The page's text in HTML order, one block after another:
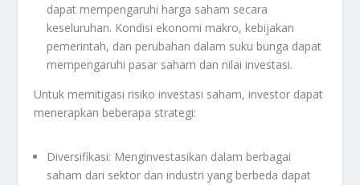
dapat mempengaruhi harga saham secara
keseluruhan. Kondisi ekonomi makro, kebijakan
pemerintah, dan perubahan dalam suku bunga dapat
mempengaruhi pasar saham dan nilai investasi.
Untuk memitigasi risiko investasi saham, investor dapat
menerapkan beberapa strategi:
Diversifikasi: Menginvestasikan dalam berbagai
saham dari sektor dan industri yang berbeda dapat